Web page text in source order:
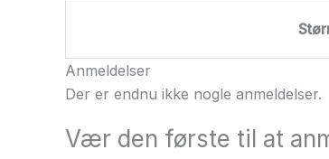
Anmeldelser
Der er endnu ikke nogle anmeldelser.
Vær den første til at